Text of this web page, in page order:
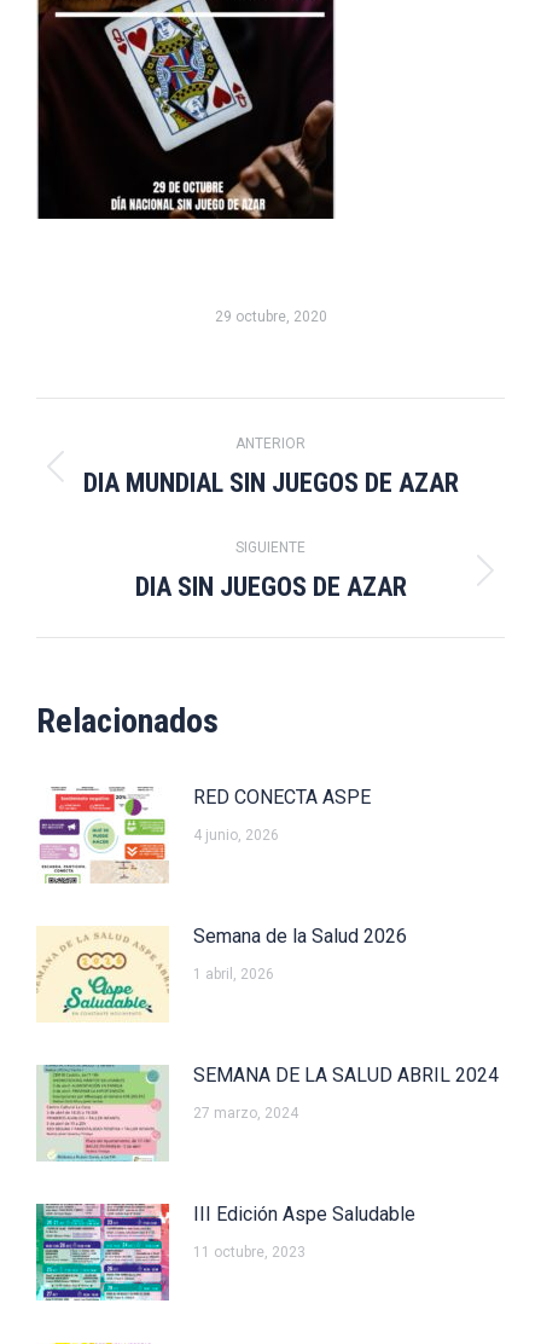
29 octubre, 2020
entre
publicaciones
ANTERIOR
Publicación
DIA MUNDIAL SIN JUEGOS DE AZAR
SIGUIENTE
Publicación
DIA SIN JUEGOS DE AZAR
Relacionados
RED CONECTA ASPE
4 junio, 2026
Semana de la Salud 2026
1 abril, 2026
SEMANA DE LA SALUD ABRIL 2024
27 marzo, 2024
III Edición Aspe Saludable
11 octubre, 2023